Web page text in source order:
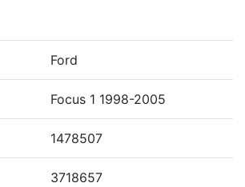
Ford
Focus 1 1998-2005
1478507
3718657